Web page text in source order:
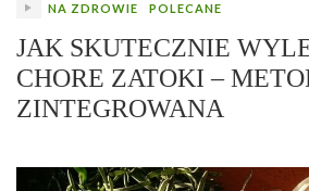
NA ZDROWIE POLECANE
JAK SKUTECZNIE
CHORE ZATOKI –
ZINTEGROWANA